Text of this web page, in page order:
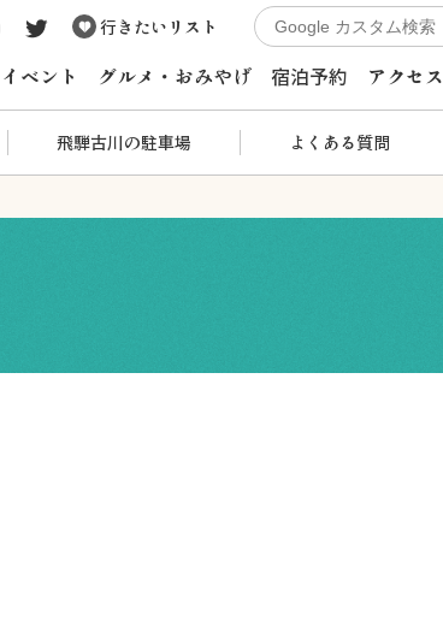
行きたいリスト
イベント グルメ・おみやげ 宿泊予約 アクセス
飛騨古川の駐車場 よくある質問